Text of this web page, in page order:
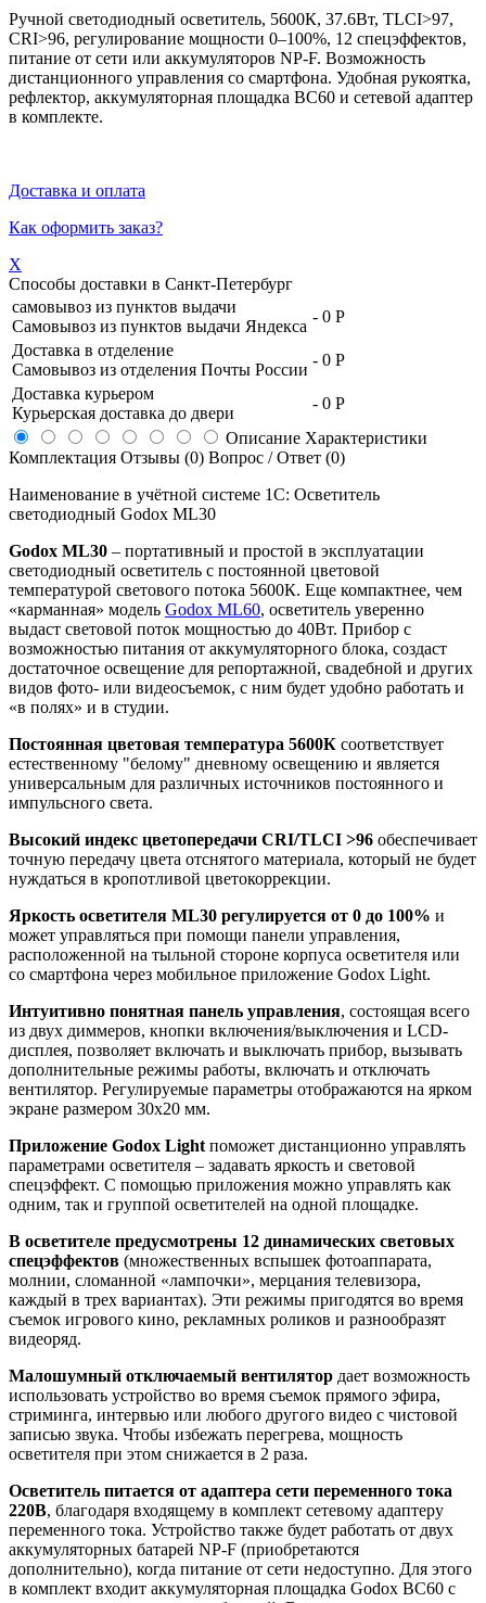
Ручной светодиодный осветитель, 5600К, 37.6Вт, TLCI>97,
CRI>96, регулирование мощности 0–100%, 12 спецэффектов,
питание от сети или аккумуляторов NP-F. Возможность
дистанционного управления со смартфона. Удобная рукоятка,
рефлектор, аккумуляторная площадка BC60 и сетевой адаптер
в комплекте.
Доставка и оплата
Как оформить заказ?
X
Способы доставки в Санкт-Петербург
самовывоз из пунктов выдачи
Самовывоз из пунктов выдачи Яндекса
- 0 Р
Доставка в отделение
Самовывоз из отделения Почты России
- 0 Р
Доставка курьером
Курьерская доставка до двери
- 0 Р
Описание Характеристики
Комплектация Отзывы (0) Вопрос / Ответ (0)
Наименование в учётной системе 1С: Осветитель
светодиодный Godox ML30
Godox ML30 – портативный и простой в эксплуатации
светодиодный осветитель с постоянной цветовой
температурой светового потока 5600К. Еще компактнее, чем
«карманная» модель Godox ML60, осветитель уверенно
выдаст световой поток мощностью до 40Вт. Прибор с
возможностью питания от аккумуляторного блока, создаст
достаточное освещение для репортажной, свадебной и других
видов фото- или видеосъемок, с ним будет удобно работать и
«в полях» и в студии.
Постоянная цветовая температура 5600К соответствует
естественному "белому" дневному освещению и является
универсальным для различных источников постоянного и
импульсного света.
Высокий индекс цветопередачи CRI/TLCI >96 обеспечивает
точную передачу цвета отснятого материала, который не будет
нуждаться в кропотливой цветокоррекции.
Яркость осветителя ML30 регулируется от 0 до 100% и
может управляться при помощи панели управления,
расположенной на тыльной стороне корпуса осветителя или
со смартфона через мобильное приложение Godox Light.
Интуитивно понятная панель управления, состоящая всего
из двух диммеров, кнопки включения/выключения и LCD-
дисплея, позволяет включать и выключать прибор, вызывать
дополнительные режимы работы, включать и отключать
вентилятор. Регулируемые параметры отображаются на ярком
экране размером 30х20 мм.
Приложение Godox Light поможет дистанционно управлять
параметрами осветителя – задавать яркость и световой
спецэффект. С помощью приложения можно управлять как
одним, так и группой осветителей на одной площадке.
В осветителе предусмотрены 12 динамических световых
спецэффектов (множественных вспышек фотоаппарата,
молнии, сломанной «лампочки», мерцания телевизора,
каждый в трех вариантах). Эти режимы пригодятся во время
съемок игрового кино, рекламных роликов и разнообразят
видеоряд.
Малошумный отключаемый вентилятор дает возможность
использовать устройство во время съемок прямого эфира,
стриминга, интервью или любого другого видео с чистовой
записью звука. Чтобы избежать перегрева, мощность
осветителя при этом снижается в 2 раза.
Осветитель питается от адаптера сети переменного тока
220В, благодаря входящему в комплект сетевому адаптеру
переменного тока. Устройство также будет работать от двух
аккумуляторных батарей NP-F (приобретаются
дополнительно), когда питание от сети недоступно. Для этого
в комплект входит аккумуляторная площадка Godox BC60 с